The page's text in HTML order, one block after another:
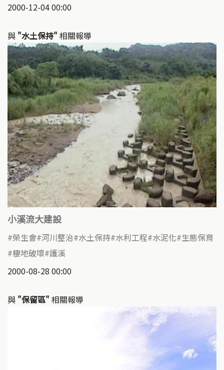
2000-12-04 00:00
與 "水土保持" 相關報導
小溪流大建設
榮生會 河川整治 水土保持 水利工程 水泥化 生態保育
棲地破壞 護溪
2000-08-28 00:00
與 "保留區" 相關報導